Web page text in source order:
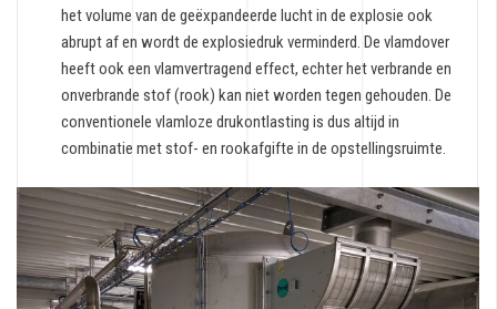
het volume van de geëxpandeerde lucht in de explosie ook
abrupt af en wordt de explosiedruk verminderd. De vlamdover
heeft ook een vlamvertragend effect, echter het verbrande en
onverbrande stof (rook) kan niet worden tegen gehouden. De
conventionele vlamloze drukontlasting is dus altijd in
combinatie met stof- en rookafgifte in de opstellingsruimte.